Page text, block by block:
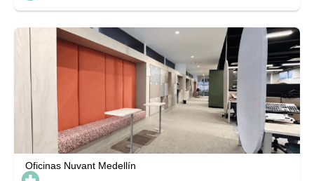
Oficinas Nuvant Medellín